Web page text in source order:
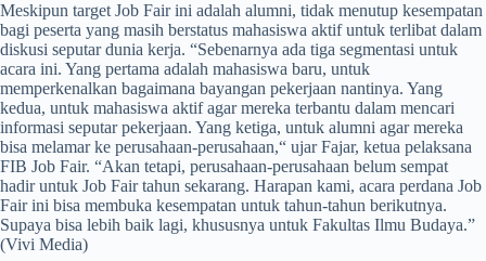
Meskipun target Job Fair ini adalah alumni, tidak menutup kesempatan
bagi peserta yang masih berstatus mahasiswa aktif untuk terlibat dalam
diskusi seputar dunia kerja. “Sebenarnya ada tiga segmentasi untuk
acara ini. Yang pertama adalah mahasiswa baru, untuk
memperkenalkan bagaimana bayangan pekerjaan nantinya. Yang
kedua, untuk mahasiswa aktif agar mereka terbantu dalam mencari
informasi seputar pekerjaan. Yang ketiga, untuk alumni agar mereka
bisa melamar ke perusahaan-perusahaan,“ ujar Fajar, ketua pelaksana
FIB Job Fair. “Akan tetapi, perusahaan-perusahaan belum sempat
hadir untuk Job Fair tahun sekarang. Harapan kami, acara perdana Job
Fair ini bisa membuka kesempatan untuk tahun-tahun berikutnya.
Supaya bisa lebih baik lagi, khususnya untuk Fakultas Ilmu Budaya.”
(Vivi Media)